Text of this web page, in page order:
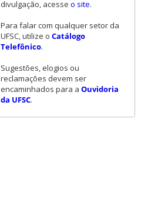
divulgação, acesse o site.
Para falar com qualquer setor da
UFSC, utilize o Catálogo
Telefônico.
Sugestões, elogios ou
reclamações devem ser
encaminhados para a Ouvidoria
da UFSC.